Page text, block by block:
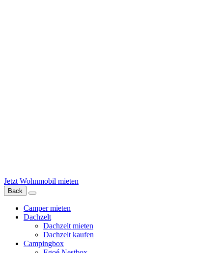
Jetzt Wohnmobil mieten
Back
Camper mieten
Dachzelt
Dachzelt mieten
Dachzelt kaufen
Campingbox